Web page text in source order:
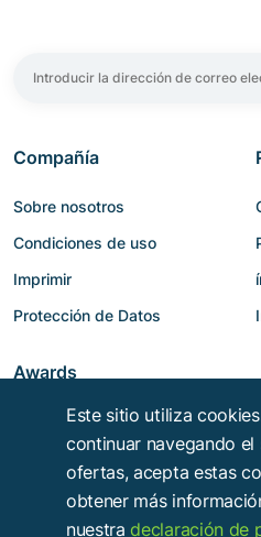
Compañía
Sobre nosotros
Condiciones de uso
Imprimir
Protección de Datos
Awards
Este sitio utiliza
continuar navegando
ofertas, acepta estas
obtener más
nuestradeclaración de